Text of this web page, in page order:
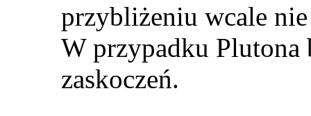
przybliżeniu wcale
W przypadku Plutona
zaskoczeń.